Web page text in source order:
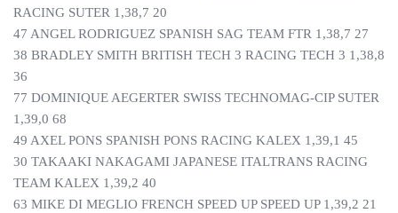
RACING SUTER 1,38,7 20
47 ANGEL RODRIGUEZ SPANISH SAG TEAM FTR 1,38,7 27
38 BRADLEY SMITH BRITISH TECH 3 RACING TECH 3 1,38,8
36
77 DOMINIQUE AEGERTER SWISS TECHNOMAG-CIP SUTER
1,39,0 68
49 AXEL PONS SPANISH PONS RACING KALEX 1,39,1 45
30 TAKAAKI NAKAGAMI JAPANESE ITALTRANS RACING
TEAM KALEX 1,39,2 40
63 MIKE DI MEGLIO FRENCH SPEED UP SPEED UP 1,39,2 21